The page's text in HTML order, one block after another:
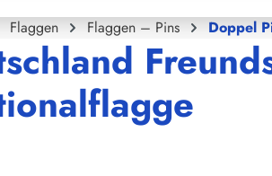
Flaggen Flaggen – Pins Doppel